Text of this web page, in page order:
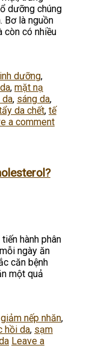
dưỡng chúng
Bơ là nguồn
còn có nhiều
dưỡng,
, mặt nạ
da, sáng da,
da chết, tế
a comment
hành phân
ngày ăn
căn bệnh
một quả
giảm nếp nhăn,
hồi da, sạm
Leave a